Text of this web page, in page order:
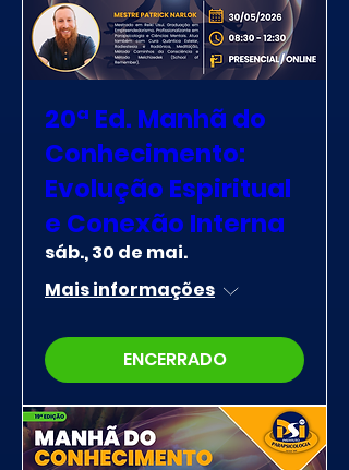
20ª Ed. Manhã do
Conhecimento:
Evolução Espiritual
e Conexão Interna
sáb., 30 de mai.
Mais informações
ENCERRADO